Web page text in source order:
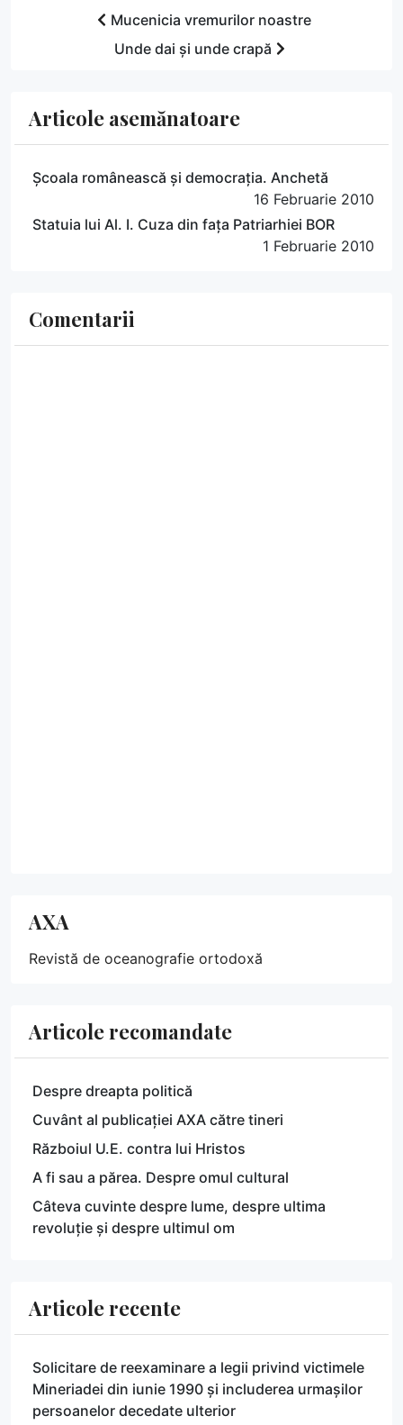
Mucenicia vremurilor noastre
Unde dai și unde crapă
Articole asemănatoare
Școala românească și democrația. Anchetă
16 Februarie 2010
Statuia lui Al. I. Cuza din fața Patriarhiei BOR
1 Februarie 2010
Comentarii
AXA
Revistă de oceanografie ortodoxă
Articole recomandate
Despre dreapta politică
Cuvânt al publicației AXA către tineri
Războiul U.E. contra lui Hristos
A fi sau a părea. Despre omul cultural
Câteva cuvinte despre lume, despre ultima
revoluție și despre ultimul om
Articole recente
Solicitare de reexaminare a legii privind victimele
Mineriadei din iunie 1990 și includerea urmașilor
persoanelor decedate ulterior